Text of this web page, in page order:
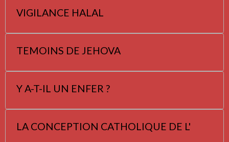
VIGILANCE HALAL
TEMOINS DE JEHOVA
Y A-T-IL UN ENFER ?
LA CONCEPTION CATHOLIQUE DE L'